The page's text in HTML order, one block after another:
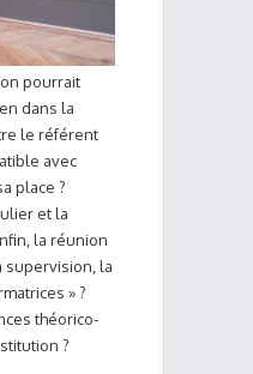
pourrait
dans la
le référent
avec
place ?
et la
la réunion
supervision, la
» ?
théorico-
?